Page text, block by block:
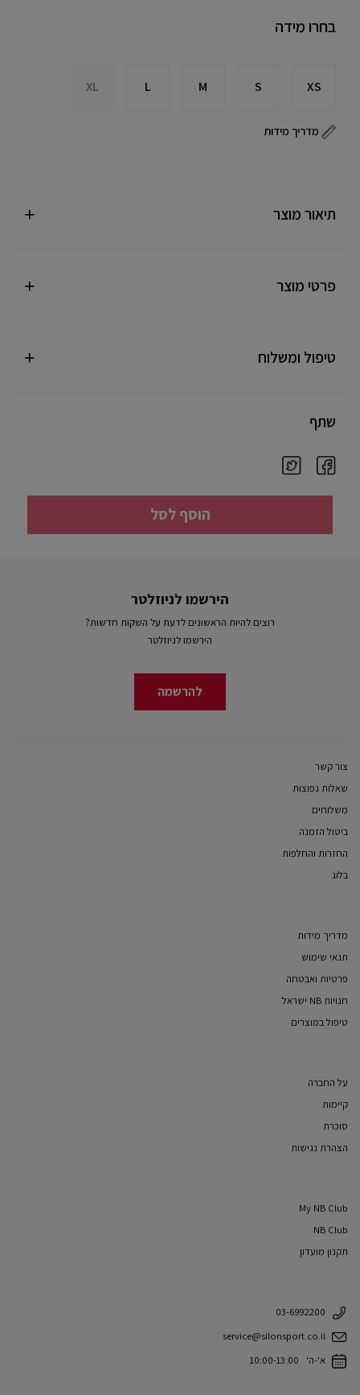
בחרו מידה
XS
S
M
L
XL
מדריך מידות
תיאור מוצר
פרטי מוצר
טיפול ומשלוח
שתף
הוסף לסל
הירשמו לניוזלטר
רוצים להיות הראשונים לדעת על השקות חדשות?
הירשמו לניוזלטר
להרשמה
צור קשר
שאלות נפוצות
משלוחים
ביטול הזמנה
החזרות והחלפות
בלוג
מדריך מידות
תנאי שימוש
פרטיות ואבטחה
חנויות NB ישראל
טיפול במוצרים
על החברה
קיימות
סוכרת
הצהרת נגישות
My NB Club
NB Club
תקנון מועדון
03-6992200
service@silonsport.co.il
א'-ה' 10:00-13:00